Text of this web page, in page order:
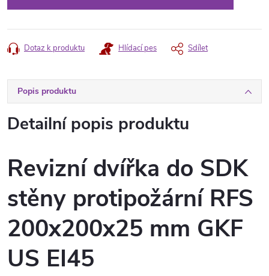
Dotaz k produktu Hlídací pes Sdílet
Popis produktu
Detailní popis produktu
Revizní dvířka do SDK
stěny protipožární RFS
200x200x25 mm GKF
US EI45